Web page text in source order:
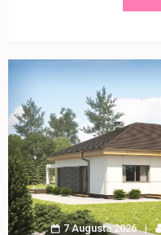
7 Augusta 2026